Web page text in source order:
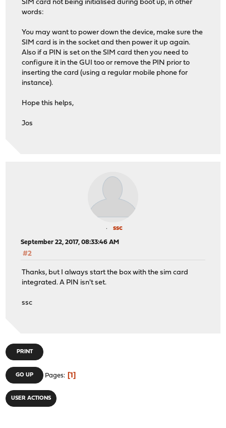
SIM card not being initialised during boot up, in other
words:
You may want to power down the device, make sure the
SIM card is in the socket and then power it up again.
Also if a PIN is set on the SIM card then you need to
configure it in the GUI too or remove the PIN prior to
inserting the card (using a regular mobile phone for
instance).
Hope this helps,
Jos
ssc
September 22, 2017, 08:33:46 AM
#2
Thanks, but I always start the box with the sim card
integrated. A PIN isn't set.
ssc
PRINT
GO UP Pages 1
USER ACTIONS